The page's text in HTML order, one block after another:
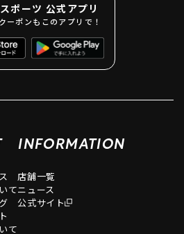
ポーツ 公式アプリ
ーポンもこのアプリで！
て
て
INFORMATION
店舗一覧
ニュース
公式サイト